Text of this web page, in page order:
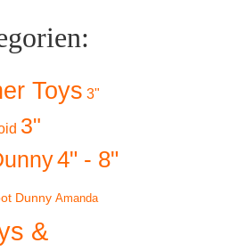
Toys 3"
3"
4" - 8"
Dunny Amanda
&